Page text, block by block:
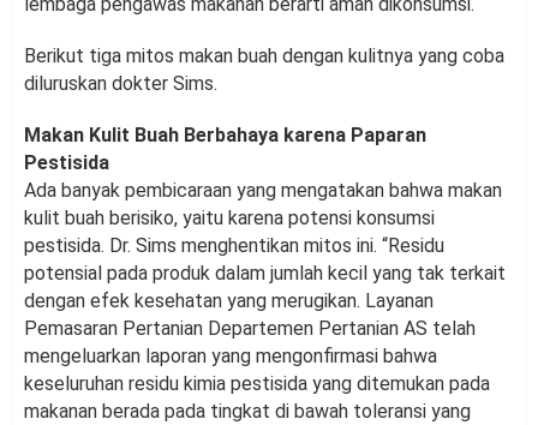
Berikut tiga mitos makan buah dengan kulitnya yang coba
diluruskan dokter Sims.
Makan Kulit Buah Berbahaya karena Paparan
Pestisida
Ada banyak pembicaraan yang mengatakan bahwa makan
kulit buah berisiko, yaitu karena potensi konsumsi
pestisida. Dr. Sims menghentikan mitos ini. “Residu
potensial pada produk dalam jumlah kecil yang tak terkait
dengan efek kesehatan yang merugikan. Layanan
Pemasaran Pertanian Departemen Pertanian AS telah
mengeluarkan laporan yang mengonfirmasi bahwa
keseluruhan residu kimia pestisida yang ditemukan pada
makanan berada pada tingkat di bawah toleransi yang